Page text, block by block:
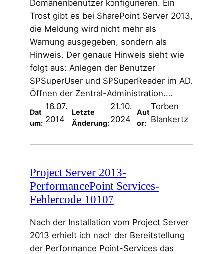
Domänenbenutzer konfigurieren. Ein
Trost gibt es bei SharePoint Server 2013,
die Meldung wird nicht mehr als
Warnung ausgegeben, sondern als
Hinweis. Der genaue Hinweis sieht wie
folgt aus: Anlegen der Benutzer
SPSuperUser und SPSuperReader im AD.
Öffnen der Zentral-Administration.…
Dat
um:
16.07.
2014
Letzte
Änderung:
21.10.
2024
Aut
or:
Torben
Blankertz
Project Server 2013-
PerformancePoint Services-
Fehlercode 10107
Nach der Installation vom Project Server
2013 erhielt ich nach der Bereitstellung
der Performance Point-Services das